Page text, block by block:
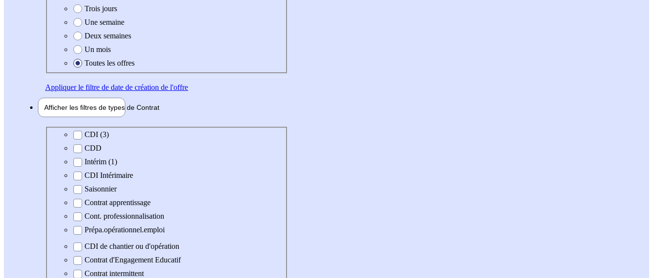
Trois jours
Une semaine
Deux semaines
Un mois
Toutes les offres
Appliquerle filtre de date de création de l'offre
Afficher les filtres de types de Contrat
Type de contrat
CDI (3)
CDD
Intérim (1)
CDI Intérimaire
Saisonnier
Contrat apprentissage
Cont. professionnalisation
Prépa.opérationnel.emploi
CDI de chantier ou d'opération
Contrat d'Engagement Educatif
Contrat intermittent